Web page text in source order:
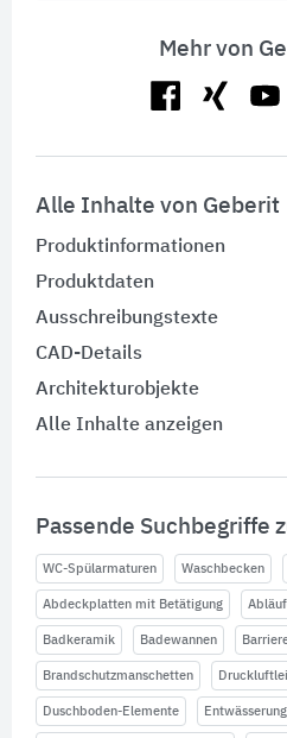
Mehr von
Alle Inhalte von Geberit
Produktinformationen
Produktdaten
Ausschreibungstexte
CAD-Details
Architekturobjekte
Alle Inhalte anzeigen
Passende Suchbegriffe
WC-Spülarmaturen Waschbecken
Abdeckplatten mit Betätigung
Badkeramik Badewannen
Brandschutzmanschetten
Duschboden-Elemente